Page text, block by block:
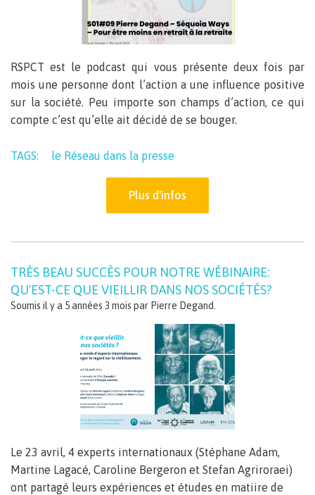
RSPCT est le podcast qui vous présente deux fois par
mois une personne dont l’action a une influence positive
sur la société. Peu importe son champs d’action, ce qui
compte c’est qu’elle ait décidé de se bouger.
TAGS: le Réseau dans la presse
Plus d'infos
TRÈS BEAU SUCCÈS POUR NOTRE WÉBINAIRE:
QU'EST-CE QUE VIEILLIR DANS NOS SOCIÉTÉS?
Soumis il y a 5 années 3 mois par Pierre Degand
Le 23 avril, 4 experts internationaux (Stéphane Adam,
Martine Lagacé, Caroline Bergeron et Stefan Agriroraei)
ont partagé leurs expériences et études en matiire de